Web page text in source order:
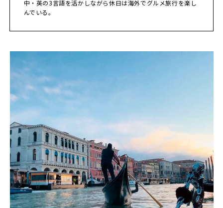
中・英の3言語を活かしながら休日は海外でグルメ旅行を楽し
んでいる。